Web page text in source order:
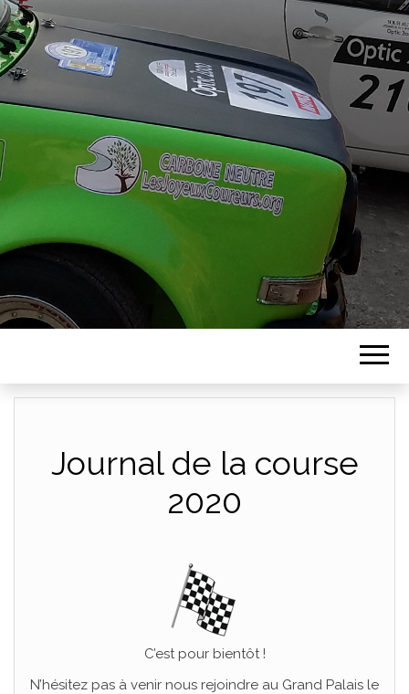
ASSOCIATION
LES JOYEUX
COUREURS
Journal de la course
2020
C’est pour bientôt !
N’hésitez pas à venir nous rejoindre au Grand Palais le